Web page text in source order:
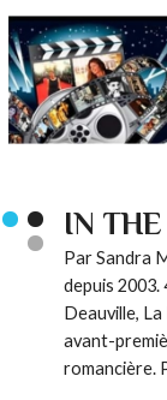
IN
Par Sandra
depuis 2003.
Deauville,
avant-
romancière.